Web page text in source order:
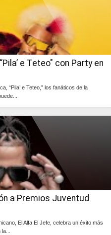
e Teteo" con Party en
“Pila’ e Teteo,” los fanáticos de la
a Premios Juventud
El Alfa El Jefe, celebra un éxito más